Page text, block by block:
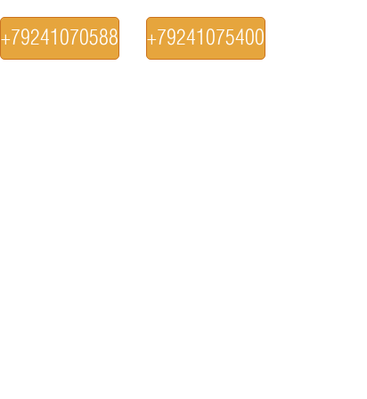
+79241070588 +79241075400